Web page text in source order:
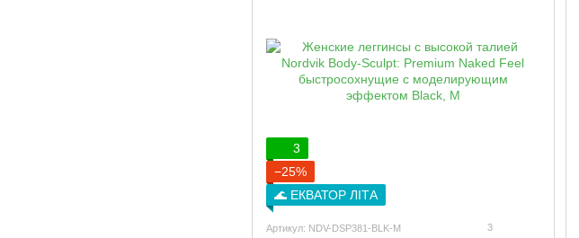
3
−25%
🌊 ЕКВАТОР ЛІТА
Артикул: NDV-DSP381-BLK-M 3